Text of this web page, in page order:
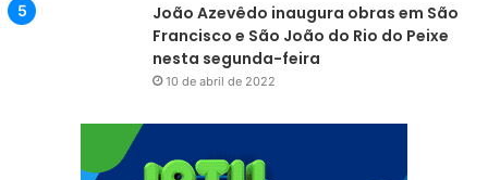
João Azevêdo inaugura obras em São
Francisco e São João do Rio do Peixe
nesta segunda-feira
10 de abril de 2022